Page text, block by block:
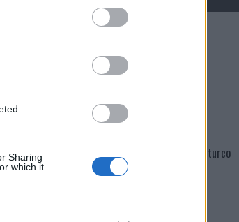
Sharing
which it
Martina Agostina Diturco
I nostri cari